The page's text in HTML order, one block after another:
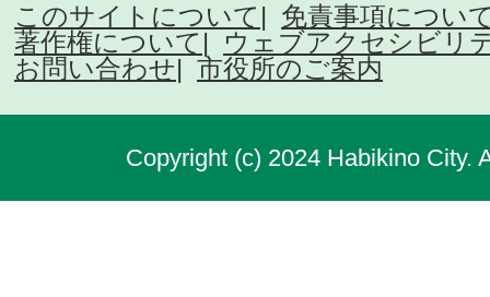
このサイトについて
免責事項につい
著作権について
ウェブアクセシビリ
お問い合わせ
市役所のご案内
Copyright (c) 2024 Habikino City.